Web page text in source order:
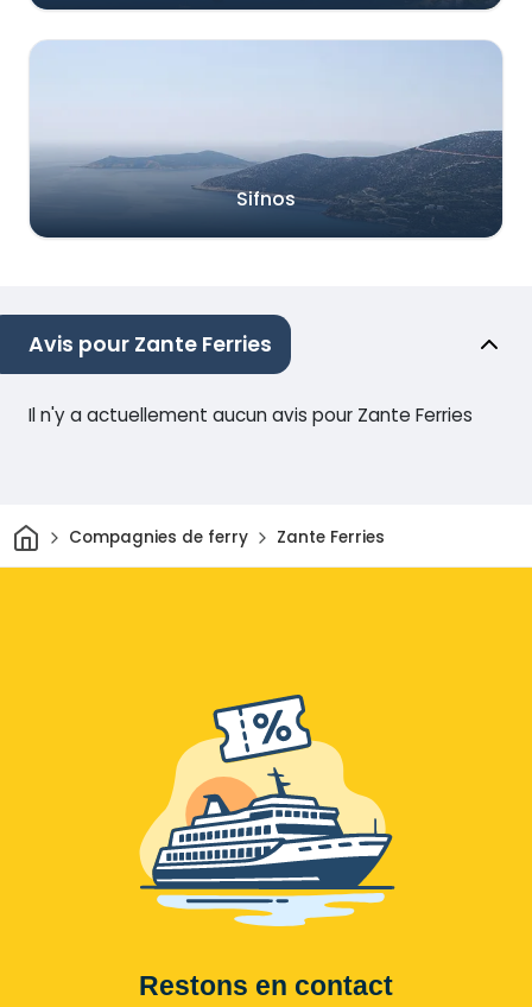
Sifnos
Avis pour Zante Ferries
Il n'y a actuellement aucun avis pour Zante Ferries
Maison
Compagnies de ferry Zante Ferries
Restons en contact